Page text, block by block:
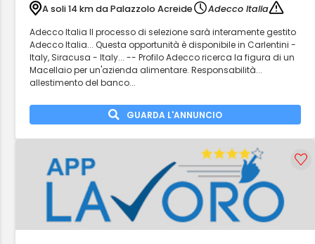
A soli 14 km da Palazzolo Acreide
Adecco Italia
Adecco Italia Il processo di selezione sarà interamente gestito
Adecco Italia... Questa opportunità è disponibile in Carlentini -
Italy, Siracusa - Italy... -- Profilo Adecco ricerca la figura di un
Macellaio per un'azienda alimentare. Responsabilità...
allestimento del banco...
GUARDA L'ANNUNCIO